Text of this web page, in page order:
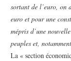
sortant de l’euro, on
euro et pour une
mépris d’une
peuples et,
La « section